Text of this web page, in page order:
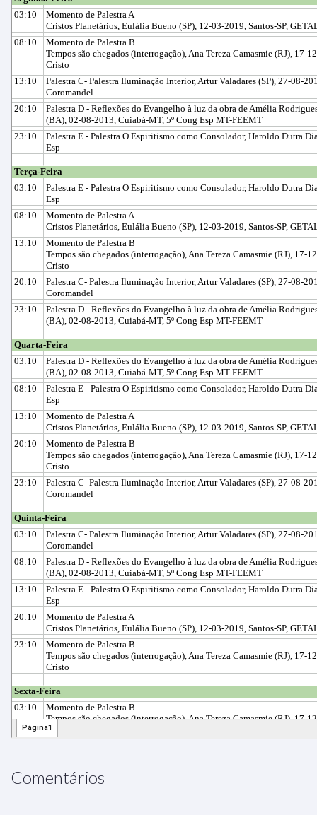
Comentários